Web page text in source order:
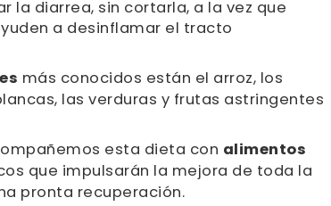
la diarrea, sin cortarla, a la vez que
a desinflamar el tracto
más conocidos están el arroz, los
las verduras y frutas astringentes
esta dieta con alimentos
que impulsarán la mejora de toda la
pronta recuperación.